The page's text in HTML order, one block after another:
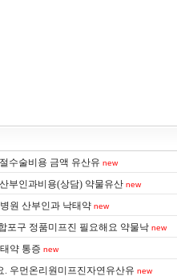
수술비용 금액 유산유 new
부인과비용(상담) 약물유산 new
원 산부인과 낙­태약 new
포구 정품미프진 필요해요 약물낙 new
약 통증 new
우먼온리원미프진자연유산유 new